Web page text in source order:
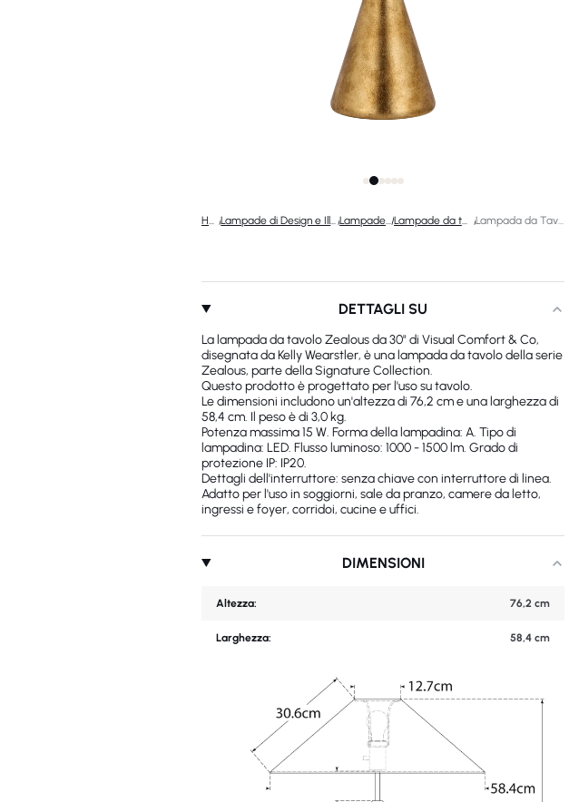
Home / Lampade di Design e Illuminazione di Lusso / Lampade di design / Lampade da tavolo di design / Lampada da Tavolo Zealous 30"
DETTAGLI SU
La lampada da tavolo Zealous da 30" di Visual Comfort & Co,
disegnata da Kelly Wearstler, è una lampada da tavolo della serie
Zealous, parte della Signature Collection.
Questo prodotto è progettato per l'uso su tavolo.
Le dimensioni includono un'altezza di 76,2 cm e una larghezza di
58,4 cm. Il peso è di 3,0 kg.
Potenza massima 15 W. Forma della lampadina: A. Tipo di
lampadina: LED. Flusso luminoso: 1000 - 1500 lm. Grado di
protezione IP: IP20.
Dettagli dell'interruttore: senza chiave con interruttore di linea.
Adatto per l'uso in soggiorni, sale da pranzo, camere da letto,
ingressi e foyer, corridoi, cucine e uffici.
DIMENSIONI
Altezza: 76,2 cm
Larghezza: 58,4 cm